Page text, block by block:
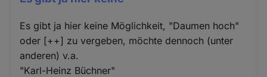
Es gibt ja hier keine Möglichkeit, "Daumen hoch"
oder [++] zu vergeben, möchte dennoch (unter
anderen) v.a.
"Karl-Heinz Büchner"